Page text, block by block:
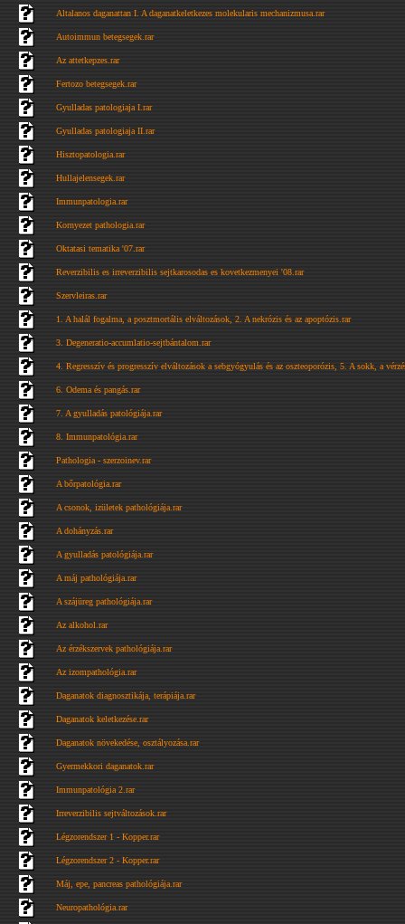
Altalanos daganattan I. A daganatkeletkezes molekularis mechanizmusa.rar
Autoimmun betegsegek.rar
Az attetkepzes.rar
Fertozo betegsegek.rar
Gyulladas patologiaja I.rar
Gyulladas patologiaja II.rar
Hisztopatologia.rar
Hullajelensegek.rar
Immunpatologia.rar
Kornyezet pathologia.rar
Oktatasi tematika '07.rar
Reverzibilis es irreverzibilis sejtkarosodas es kovetkezmenyei '08.rar
Szervleiras.rar
1. A halál fogalma, a posztmortális elváltozások, 2. A nekrózis és az apoptózis.rar
3. Degeneratio-accumlatio-sejtbántalom.rar
4. Regresszív és progresszív elváltozások a sebgyógyulás és az oszteoporózis, 5. A sokk, a
6. Odema és pangás.rar
7. A gyulladás patológiája.rar
8. Immunpatológia.rar
Pathologia - szerzoinev.rar
A bőrpatológia.rar
A csonok, izületek pathológiája.rar
A dohányzás.rar
A gyulladás patológiája.rar
A máj pathológiája.rar
A szájüreg pathológiája.rar
Az alkohol.rar
Az érzékszervek pathológiája.rar
Az izompathológia.rar
Daganatok diagnosztikája, terápiája.rar
Daganatok keletkezése.rar
Daganatok növekedése, osztályozása.rar
Gyermekkori daganatok.rar
Immunpatológia 2.rar
Irreverzibilis sejtváltozások.rar
Légzorendszer 1 - Kopper.rar
Légzorendszer 2 - Kopper.rar
Máj, epe, pancreas pathológiája.rar
Neuropathológia.rar